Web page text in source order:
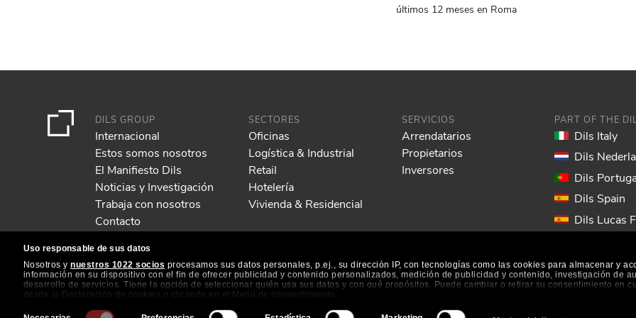
Uso responsable de sus datos
Nosotros y nuestros 1022 socios procesamos sus datos personales, p.ej., su dirección IP, con tecnologías como las cookies para almacenar y
información en su dispositivo con el fin de ofrecer publicidad y contenido personalizados, medición de publicidad y contenido, investigación de
desarrollo de servicios. Tiene la opción de seleccionar quién usa sus datos y con qué propósitos. Puede cambiar o retirar su consentimiento en
desde la Declaración de cookies o clicando en el Menú de consentimiento.
Si lo permite, también quisiéramos:
últimos 12 meses en Roma
DILS GROUP
Internacional
Estos somos nosotros
El Manifiesto Dils
Noticias y Investigación
Trabaja con nosotros
Contacto
SECTORES
Oficinas
Logística & Industrial
Retail
Hotelería
Vivienda & Residencial
SERVICIOS
Arrendatarios
Propietarios
Inversores
PART OF THE
Dils Italy
Dils
Dils
Dils Spain
Dils Lucas
Dils EOL